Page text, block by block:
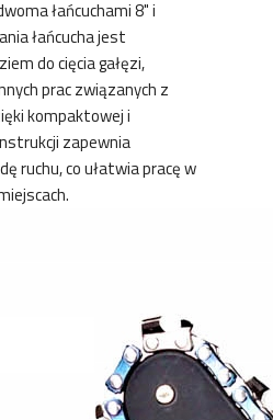
łańcuchami 8" i
łańcucha jest
do cięcia gałęzi,
prac związanych z
kompaktowej i
zapewnia
ruchu, co ułatwia pracę w